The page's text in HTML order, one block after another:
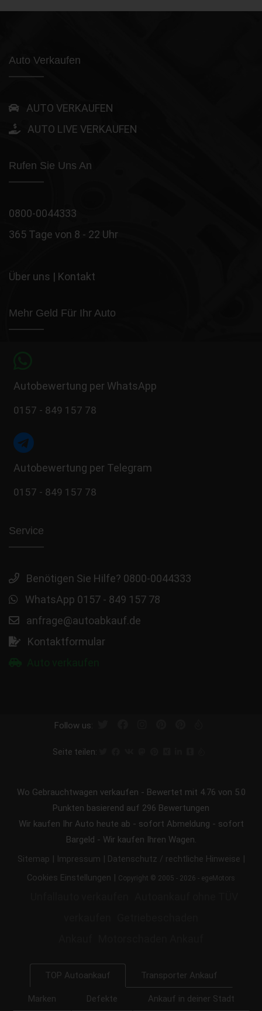
Auto Verkaufen
AUTO VERKAUFEN
AUTO LIVE VERKAUFEN
Rufen Sie Uns An
0800-0044333
365 Tage von 8 - 22 Uhr
Über uns | Kontakt
Mehr Geld Für Ihr Auto
Autobewertung per WhatsApp
0157 - 849 157 78
Autobewertung per Telegram
0157 - 849 157 78
Service
Benötigen Sie Hilfe? 0800-0044333
WhatsApp 0157 - 849 157 78
anfrage@autoabkauf.de
Kontaktformular
Follow us:
Seite teilen:
Wo Gebrauchtwagen verkaufen - Bewertet mit 4.76 von 5.0
Punkten basierend auf 296 Bewertungen
Wir kaufen Ihr Auto heute ab - sofort Abmeldung - sofort
Bargeld - Wir kaufen Ihren Wagen.
Sitemap | Impressum | Datenschutz / rechtliche Hinweise |
Cookies Einstellungen | Copyright © 2005 - 2026 - egeMotors
TOP Autoankauf Transporter Ankauf
Marken Defekte Ankauf in deiner Stadt